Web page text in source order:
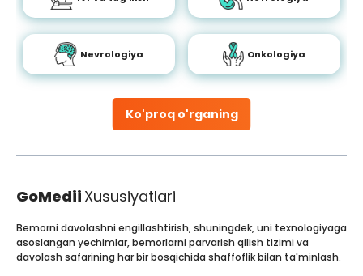
Ko'proq o'rganing
Nevrologiya Onkologiya
GoMedii Xususiyatlari
Bemorni davolashni engillashtirish, shuningdek, uni texnologiyaga
asoslangan yechimlar, bemorlarni parvarish qilish tizimi va
davolash safarining har bir bosqichida shaffoflik bilan ta'minlash.